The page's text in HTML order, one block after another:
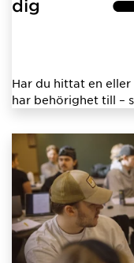
dig
Har du hittat en
har behörighet till –